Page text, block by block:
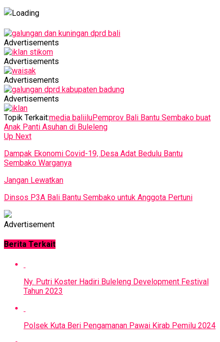
Advertisements
Advertisements
Advertisements
Advertisements
Topik Terkait:media baliiluPemprov Bali Bantu Sembako buat
Anak Panti Asuhan di Buleleng
Up Next
Dampak Ekonomi Covid-19, Desa Adat Bedulu Bantu
Sembako Warganya
Jangan Lewatkan
Dinsos P3A Bali Bantu Sembako untuk Anggota Pertuni
Advertisement
Berita Terkait
Ny. Putri Koster Hadiri Buleleng Development Festival
Tahun 2023
Polsek Kuta Beri Pengamanan Pawai Kirab Pemilu 2024